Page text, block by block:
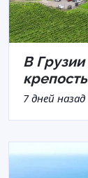
В
7 дней